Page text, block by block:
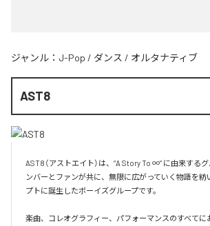
ジャンル： J-Pop / ダンス / オルタナティブ
AST8
AST8（アストエイト）は、“A Story To ∞” に由来する
ンバーとファンが共に、無限に広がっていく物語を紡
プトに誕生したボーイズグループです。
楽曲、コレオグラフィー、パフォーマンスのすべてに